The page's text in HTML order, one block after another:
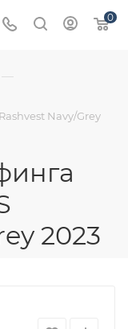
0
—
Navy/Grey
2023